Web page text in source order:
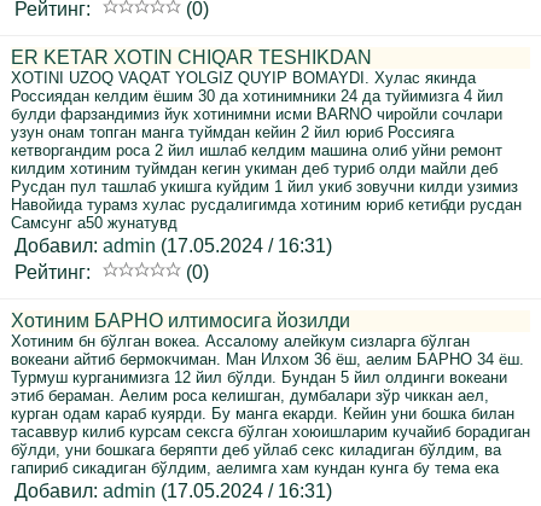
Рейтинг:
(0)
ER KETAR XOTIN CHIQAR TESHIKDAN
XOTINI UZOQ VAQAT YOLGIZ QUYIP BOMAYDI. Хулас якинда
Россиядан келдим ёшим 30 да хотинимники 24 да туйимизга 4 йил
булди фарзандимиз йук хотинимни исми BARNO чиройли сочлари
узун онам топган манга туймдан кейин 2 йил юриб Россияга
кетворгандим роса 2 йил ишлаб келдим машина олиб уйни ремонт
килдим хотиним туймдан кегин укиман деб туриб олди майли деб
Русдан пул ташлаб укишга куйдим 1 йил укиб зовучни килди узимиз
Навойида турамз хулас русдалигимда хотиним юриб кетибди русдан
Самсунг а50 жунатувд
Добавил: admin (17.05.2024 / 16:31)
Рейтинг:
(0)
Хотиним БАРНО илтимосига йозилди
Хотиним бн бўлган вокеа. Ассалому алейкум сизларга бўлган
вокеани айтиб бермокчиман. Ман Илхом 36 ёш, аелим БАРНО 34 ёш.
Турмуш курганимизга 12 йил бўлди. Бундан 5 йил олдинги вокеани
этиб бераман. Аелим роса келишган, думбалари зўр чиккан аел,
курган одам караб куярди. Бу манга екарди. Кейин уни бошка билан
тасаввур килиб курсам сексга бўлган хоюишларим кучайиб борадиган
бўлди, уни бошкага беряпти деб уйлаб секс киладиган бўлдим, ва
гапириб сикадиган бўлдим, аелимга хам кундан кунга бу тема ека
Добавил: admin (17.05.2024 / 16:31)